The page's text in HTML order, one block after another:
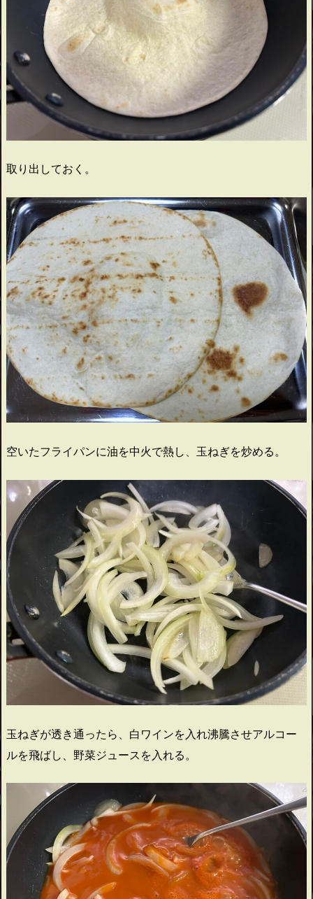
取り出しておく。
空いたフライパンに油を中火で熱し、玉ねぎを炒める。
玉ねぎが透き通ったら、白ワインを入れ沸騰させアルコー
ルを飛ばし、野菜ジュースを入れる。